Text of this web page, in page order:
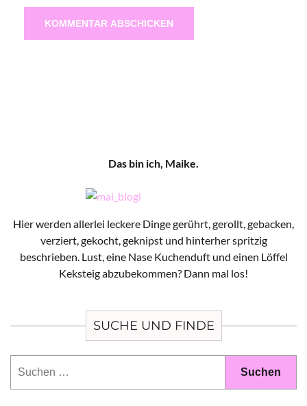
Das bin ich, Maike.
Hier werden allerlei leckere Dinge gerührt, gerollt, gebacken,
verziert, gekocht, geknipst und hinterher spritzig
beschrieben. Lust, eine Nase Kuchenduft und einen Löffel
Keksteig abzubekommen? Dann mal los!
SUCHE UND FINDE